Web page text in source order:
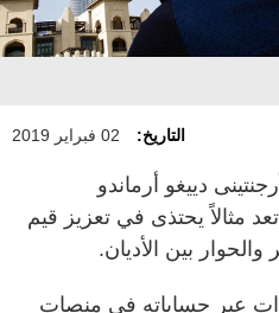
التاريخ: 02 فبراير 2019
دييغو أرماندو
مثالاً يحتذى في تعزيز قيم
والحوار بين الأديان.
عبر حساباته في منصات